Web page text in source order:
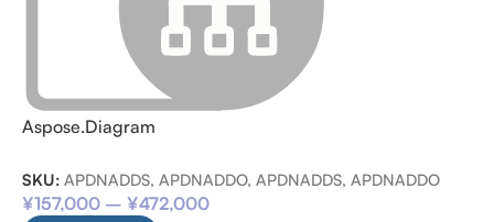
Aspose.Diagram
SKU: APDNADDS, APDNADDO, APDNADDS, APDNADDO
¥157,000 – ¥472,000